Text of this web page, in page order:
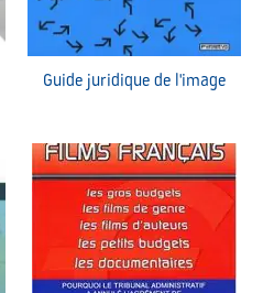
Guide juridique de l'image